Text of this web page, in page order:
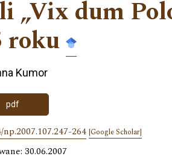
dum
roku
Kumor
pdf
264 [Google Scholar]
30.06.2007